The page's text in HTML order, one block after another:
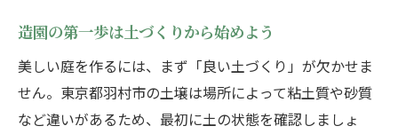
造園の第一歩は土づくりから始めよう
美しい庭を作るには、まず「良い土づくり」が欠かせま
せん。東京都羽村市の土壌は場所によって粘土質や砂質
など違いがあるため、最初に土の状態を確認しましょ